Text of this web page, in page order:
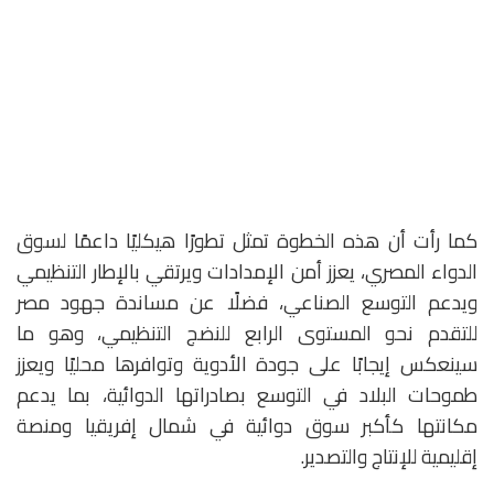
كما رأت أن هذه الخطوة تمثل تطورًا هيكليًا داعمًا لسوق
الدواء المصري، يعزز أمن الإمدادات ويرتقي بالإطار التنظيمي
ويدعم التوسع الصناعي، فضلًا عن مساندة جهود مصر
للتقدم نحو المستوى الرابع للنضج التنظيمي، وهو ما
سينعكس إيجابًا على جودة الأدوية وتوافرها محليًا ويعزز
طموحات البلاد في التوسع بصادراتها الدوائية، بما يدعم
مكانتها كأكبر سوق دوائية في شمال إفريقيا ومنصة
إقليمية للإنتاج والتصدير.